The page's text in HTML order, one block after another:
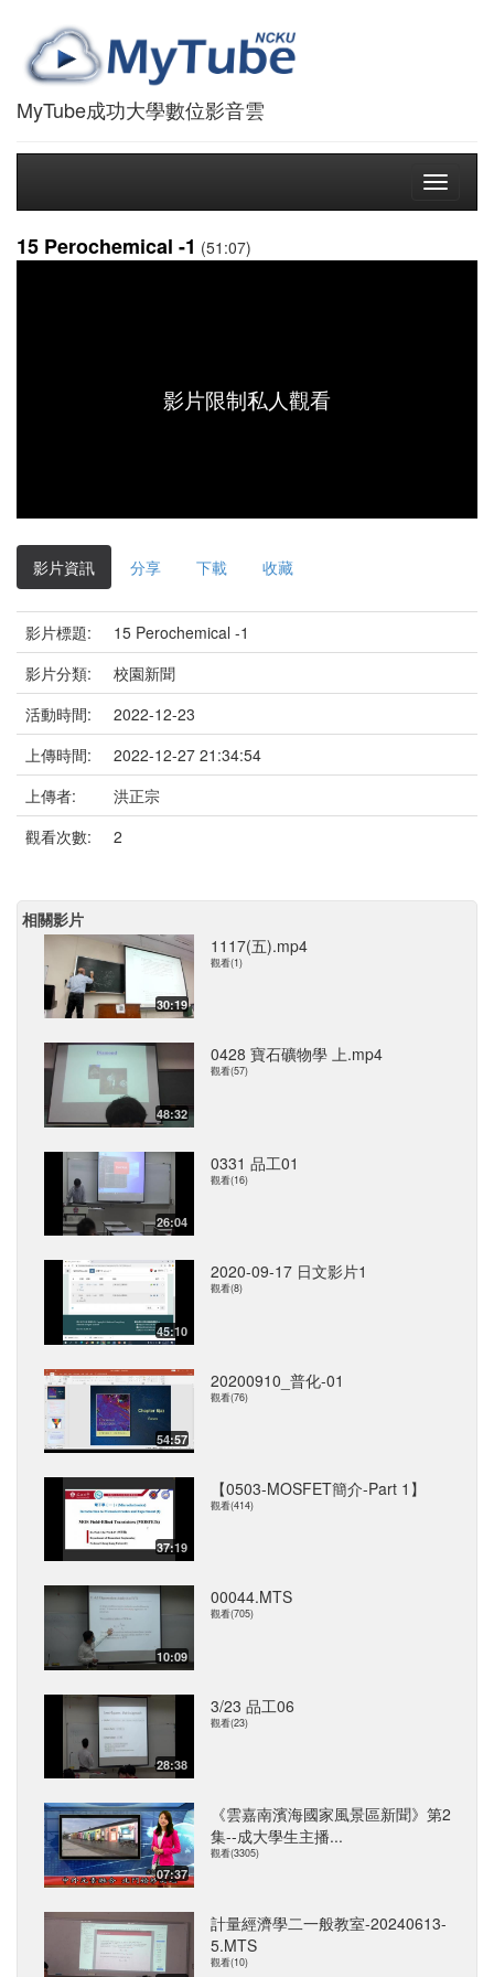
MyTube成功大學數位影音雲
Toggle
15 Perochemical -1 (51:07)
影片限制私人觀看
影片資訊 分享 下載 收藏
影片標題:
15 Perochemical -1
影片分類:
校園新聞
活動時間:
2022-12-23
上傳時間:
2022-12-27 21:34:54
上傳者:
洪正宗
觀看次數:
2
相關影片
30:19
1117(五).mp4
觀看(1)
48:32
0428 寶石礦物學 上.mp4
觀看(57)
26:04
0331 品工01
觀看(16)
45:10
2020-09-17 日文影片1
觀看(8)
54:57
20200910_普化-01
觀看(76)
37:19
【0503-MOSFET簡介-Part 1】
觀看(414)
10:09
00044.MTS
觀看(705)
28:38
3/23 品工06
觀看(23)
07:37
《雲嘉南濱海國家風景區新聞》第2
集--成大學生主播...
觀看(3305)
計量經濟學二一般教室-20240613-
5.MTS
觀看(10)